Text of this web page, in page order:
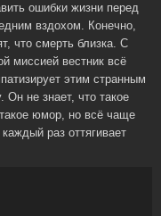
ошибки жизни перед
вздохом. Конечно,
что смерть близка. С
миссией вестник всё
этим странным
не знает, что такое
юмор, но всё чаще
раз оттягивает